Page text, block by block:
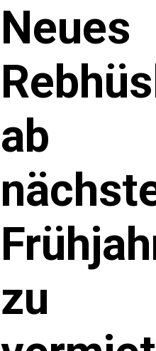
Neues
ab
zu